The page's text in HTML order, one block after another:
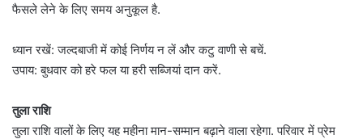
फैसले लेने के लिए समय अनुकूल है.
ध्यान रखें: जल्दबाजी में कोई निर्णय न लें और कटु वाणी से बचें.
उपाय: बुधवार को हरे फल या हरी सब्जियां दान करें.
तुला राशि
तुला राशि वालों के लिए यह महीना मान-सम्मान बढ़ाने वाला रहेगा. परिवार में प्रेम